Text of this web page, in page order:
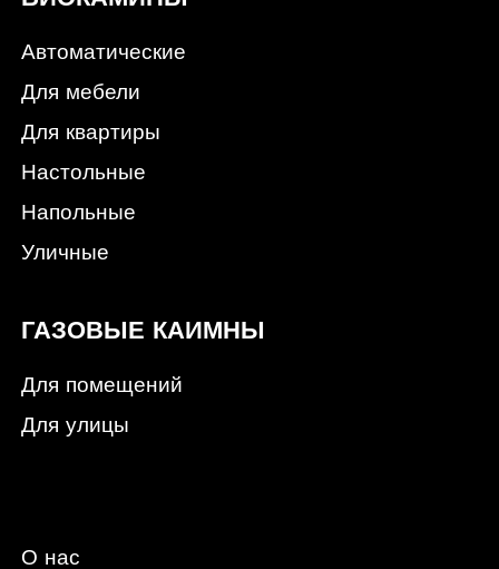
Автоматические
Для мебели
Для квартиры
Настольные
Напольные
Уличные
ГАЗОВЫЕ КАИМНЫ
Для помещений
Для улицы
О нас